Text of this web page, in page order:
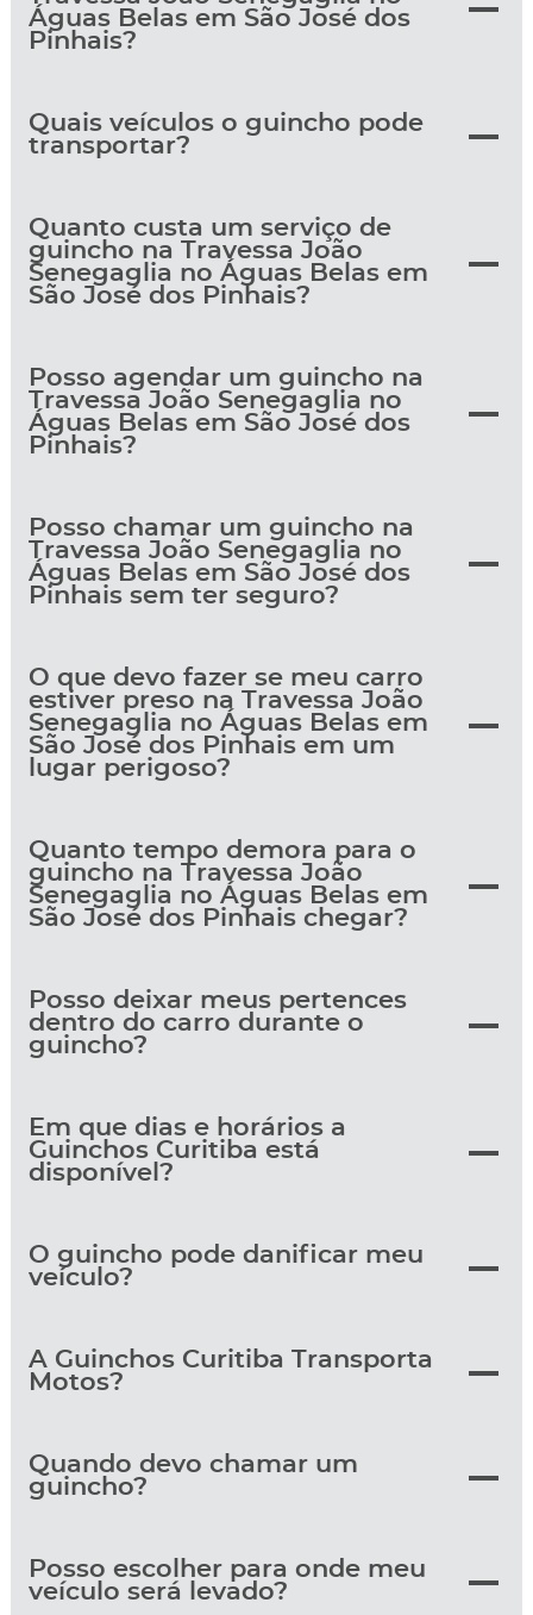
Águas Belas em São José dos
Pinhais?
Quais veículos o guincho pode
transportar?
Quanto custa um serviço de
guincho na Travessa João
Senegaglia no Águas Belas em
São José dos Pinhais?
Posso agendar um guincho na
Travessa João Senegaglia no
Águas Belas em São José dos
Pinhais?
Posso chamar um guincho na
Travessa João Senegaglia no
Águas Belas em São José dos
Pinhais sem ter seguro?
O que devo fazer se meu carro
estiver preso na Travessa João
Senegaglia no Águas Belas em
São José dos Pinhais em um
lugar perigoso?
Quanto tempo demora para o
guincho na Travessa João
Senegaglia no Águas Belas em
São José dos Pinhais chegar?
Posso deixar meus pertences
dentro do carro durante o
guincho?
Em que dias e horários a
Guinchos Curitiba está
disponível?
O guincho pode danificar meu
veículo?
A Guinchos Curitiba Transporta
Motos?
Quando devo chamar um
guincho?
Posso escolher para onde meu
veículo será levado?